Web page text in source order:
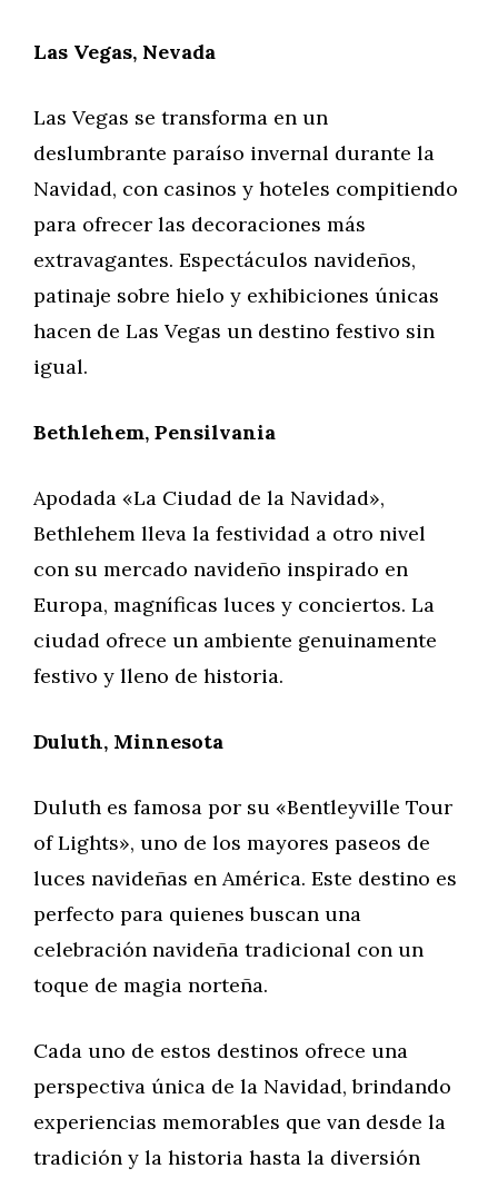
Las Vegas, Nevada
Las Vegas se transforma en un
deslumbrante paraíso invernal durante la
Navidad, con casinos y hoteles compitiendo
para ofrecer las decoraciones más
extravagantes. Espectáculos navideños,
patinaje sobre hielo y exhibiciones únicas
hacen de Las Vegas un destino festivo sin
igual.
Bethlehem, Pensilvania
Apodada «La Ciudad de la Navidad»,
Bethlehem lleva la festividad a otro nivel
con su mercado navideño inspirado en
Europa, magníficas luces y conciertos. La
ciudad ofrece un ambiente genuinamente
festivo y lleno de historia.
Duluth, Minnesota
Duluth es famosa por su «Bentleyville Tour
of Lights», uno de los mayores paseos de
luces navideñas en América. Este destino es
perfecto para quienes buscan una
celebración navideña tradicional con un
toque de magia norteña.
Cada uno de estos destinos ofrece una
perspectiva única de la Navidad, brindando
experiencias memorables que van desde la
tradición y la historia hasta la diversión